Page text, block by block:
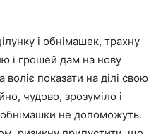
і обнімашек, трахну
і грошей дам на нову
показати на ділі свою
чудово, зрозуміло і
обнімашки не допоможуть.